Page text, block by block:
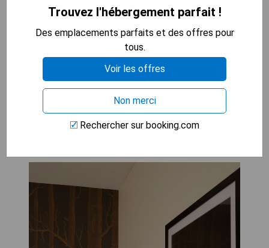
- Espace événementiel moderne pour réunions ou
- Proximité pratique avec la gare SNCF
permettant un accès aisé
VÉRIFIEZ LA DISPONIBILITÉ
Trouvez l'hébergement parfait !
Des emplacements parfaits et des offres pour
tous.
Voir les offres
Non merci
Rechercher sur booking.com